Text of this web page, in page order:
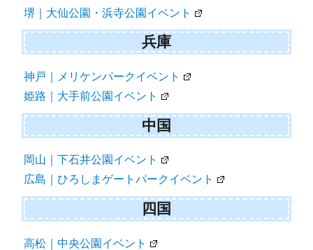
堺｜大仙公園・浜寺公園イベント
兵庫
神戸｜メリケンパークイベント
姫路｜大手前公園イベント
中国
岡山｜下石井公園イベント
広島｜ひろしまゲートパークイベント
四国
高松｜中央公園イベント